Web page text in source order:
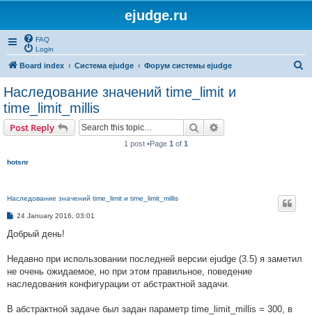
ejudge.ru
FAQ
Login
Board index Система ejudge Форум системы ejudge
Наследование значений time_limit и
time_limit_millis
Post Reply Search
1 post •Page 1 of 1
hotsnr
Наследование значений time_limit и time_limit_millis
P
s
24 January 2016, 03:01
Добрый день!
Недавно при использовании последней версии ejudge (3.5) я заметил
не очень ожидаемое, но при этом правильное, поведение
наследования конфигурации от абстрактной задачи.
В абстрактной задаче был задан параметр time_limit_millis = 300, в